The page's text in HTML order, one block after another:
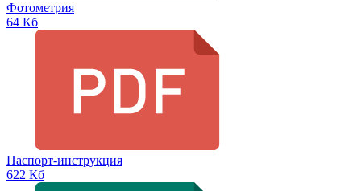
Фотометрия
64 Кб
Паспорт-инструкция
622 Кб